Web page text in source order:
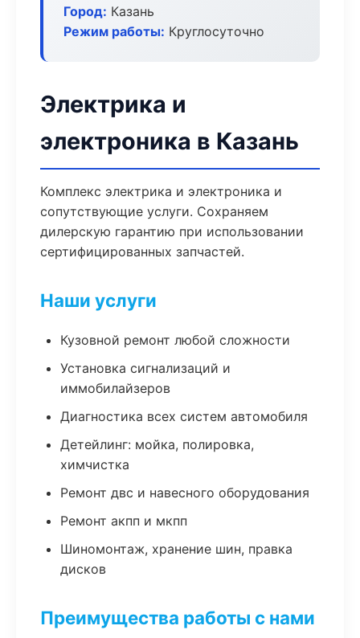
Город: Казань
Режим работы: Круглосуточно
Электрика и
электроника в Казань
Комплекс электрика и электроника и
сопутствующие услуги. Сохраняем
дилерскую гарантию при использовании
сертифицированных запчастей.
Наши услуги
Кузовной ремонт любой сложности
Установка сигнализаций и
иммобилайзеров
Диагностика всех систем автомобиля
Детейлинг: мойка, полировка,
химчистка
Ремонт двс и навесного оборудования
Ремонт акпп и мкпп
Шиномонтаж, хранение шин, правка
дисков
Преимущества работы с нами